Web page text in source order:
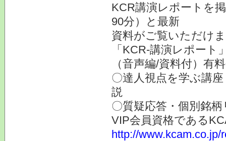
KCR講演レポートを
90分）と最新
資料がご覧いただけ
「KCR-講演レポート
（音声編/資料付）有
〇達人視点を学ぶ講
説
〇質疑応答・個別銘
VIP会員資格である
http://www.kcam.co.jp/